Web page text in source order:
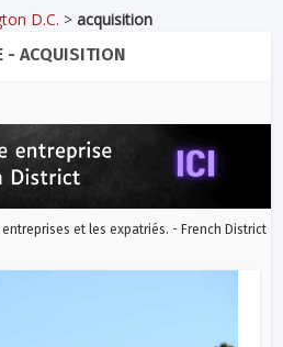
D.C. >acquisition
- ACQUISITION
et les expatriés. - French District